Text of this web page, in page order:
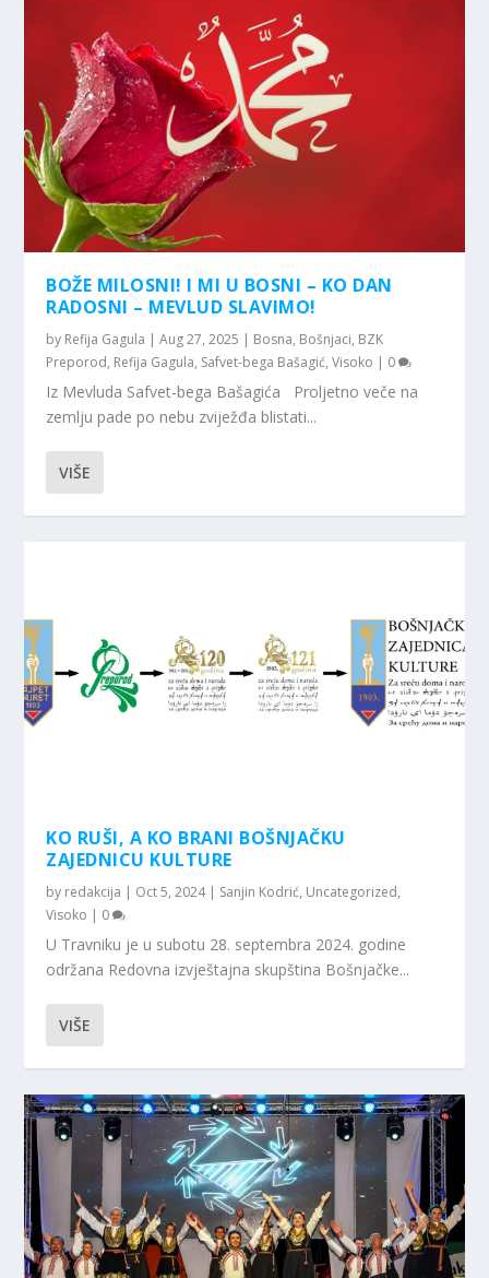
BOŽE MILOSNI! I MI U BOSNI – KO DAN
RADOSNI – MEVLUD SLAVIMO!
by Refija Gagula |Aug 27, 2025 | Bosna, Bošnjaci, BZK
Preporod, Refija Gagula, Safvet-bega Bašagić,Visoko | 0
Iz Mevluda Safvet-bega Bašagića Proljetno veče na
zemlju pade po nebu zviježđa blistati...
VIŠE
KO RUŠI, A KO BRANI BOŠNJAČKU
ZAJEDNICU KULTURE
by redakcija | Oct 5, 2024| Sanjin Kodrić, Uncategorized,
Visoko | 0
U Travniku je u subotu 28. septembra 2024. godine
održana Redovna izvještajna skupština Bošnjačke...
VIŠE